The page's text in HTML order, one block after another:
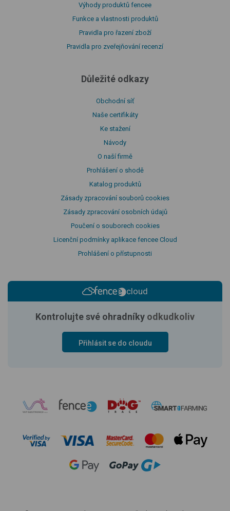
Výhody produktů fencee
Funkce a vlastnosti produktů
Pravidla pro řazení zboží
Pravidla pro zveřejňování recenzí
Důležité odkazy
Obchodní síť
Naše certifikáty
Ke stažení
Návody
O naší firmě
Prohlášení o shodě
Katalog produktů
Zásady zpracování souborů cookies
Zásady zpracování osobních údajů
Poučení o souborech cookies
Licenční podmínky aplikace fencee Cloud
Prohlášení o přístupnosti
cloud
Kontrolujte své ohradníky odkudkoliv
Přihlásit se do cloudu